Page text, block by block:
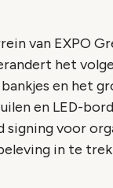
van EXPO
het
en het
en LED-
signing voor
in te